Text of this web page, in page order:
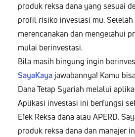
produk reksa dana yang sesuai
profil risiko investasi mu. Setelah
merencanakan dan mengetahui
mulai berinvestasi.
Bila masih bingung ingin
SayaKaya jawabannya! Kamu
Dana Tetap Syariah melalui
Aplikasi investasi ini berfungsi
Efek Reksa dana atau APERD.
produk reksa dana dan manajer